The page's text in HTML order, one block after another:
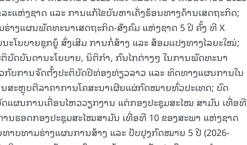
ແຫ່ງຊາດ ແລະ ການແກ້ໄຂບັນຫາເຄັ່ງຮ້ອນທາງດ້ານເສດຖະກິດ;
າງແຜນພັດທະນາເສດຖະກິດ-ສັງຄົມ ແຫ່ງຊາດ 5 ປີ ຄັ້ງ ທີ X
ະໂຍບາຍຊຸກຍູ້ ສົ່ງເສີມ ການກໍ່ສ້າງ ແລະ ສ້ອມເເປງທາງໄລຍະໃໝ່;
ບັດບັນດານະໂຍບາຍ, ນິຕິກໍາ, ກົນໄກຕ່າງໆ ໃນການພັດທະນາ
ກັບການຈັດຕັ້ງປະຕິບັດປີທ່ອງທ່ຽວລາວ ແລະ ທິດທາງແຜນການໃນ
ະຫຼຸບຕີລາຄາການໂຄສະນາເຜີຍແຜ່ກົດໝາຍທົ່ວປະເທດ; ບົດ
ແຜນການເຄື່ອນໄຫວວຽກງານ ແຕ່ກອງປະຊຸມສະໄໝ ສາມັນ ເທື່ອທີ
ນຮອດກອງປະຊຸມສະໄໝສາມັນ ເທື່ອທີ 10 ຂອງສະພາ ແຫ່ງຊາດ
າບທາມຮ່າງແຜນການສ້າງ ແລະ ປັບປຸງກົດໝາຍ 5 ປີ (2026-